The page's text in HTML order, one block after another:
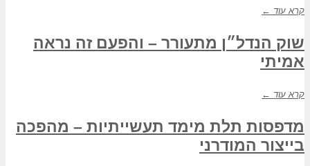
קרא עוד ←
שוק הנדל״ן מתעורר – והפעם זה נראה
אמיתי
קרא עוד ←
מדפסות תלת מימד תעשייתיות – מהפכה
בייצור המודרני